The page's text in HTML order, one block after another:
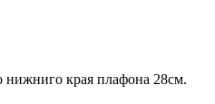
края плафона 28см.